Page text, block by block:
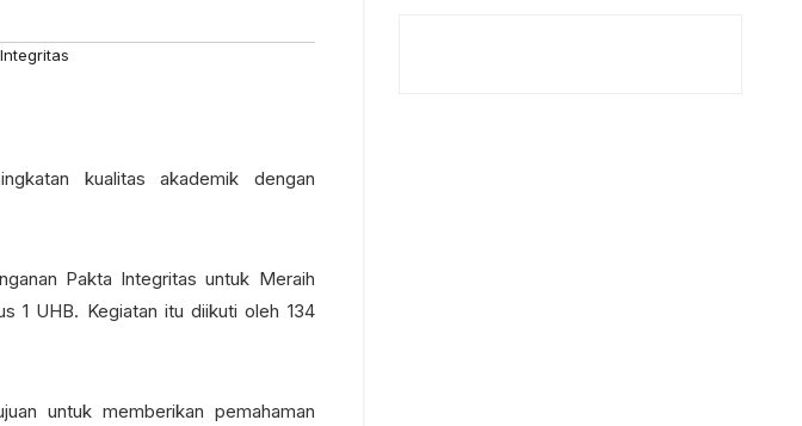
kualitas akademik dengan
Pakta Integritas untuk Meraih
1 UHB. Kegiatan itu diikuti oleh 134
untuk memberikan pemahaman